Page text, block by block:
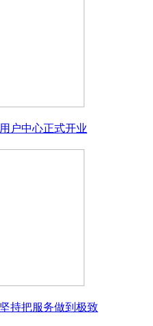
户中心正式开业
持把服务做到极致